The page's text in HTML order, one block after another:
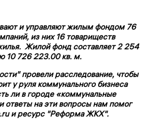
и управляют жилым фондом 76
из них 16 товариществ
Жилой фонд составляет 2 254
10 726 223.00 кв. м.
провели расследование, чтобы
у руля коммунального бизнеса
ли в городе «коммунальные
ответы на эти вопросы нам помог
и ресурс "Реформа ЖКХ".